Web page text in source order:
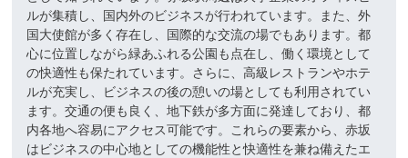
ルが集積し、国内外のビジネスが行われています。また、外
国大使館が多く存在し、国際的な交流の場でもあります。都
心に位置しながら緑あふれる公園も点在し、働く環境として
の快適性も保たれています。さらに、高級レストランやホテ
ルが充実し、ビジネスの後の憩いの場としても利用されてい
ます。交通の便も良く、地下鉄が多方面に発達しており、都
内各地へ容易にアクセス可能です。これらの要素から、赤坂
はビジネスの中心地としての機能性と快適性を兼ね備えたエ